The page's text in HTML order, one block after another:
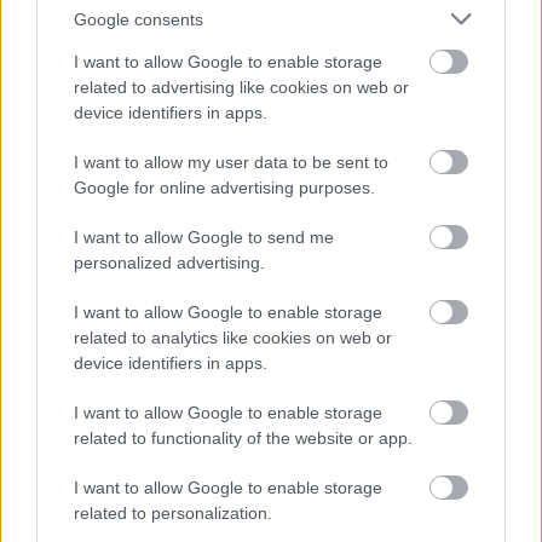
Google consents
I want to allow Google to enable storage
related to advertising like cookies on web or
device identifiers in apps.
I want to allow my user data to be sent to
Google for online advertising purposes.
I want to allow Google to send me
personalized advertising.
I want to allow Google to enable storage
related to analytics like cookies on web or
device identifiers in apps.
I want to allow Google to enable storage
related to functionality of the website or app.
I want to allow Google to enable storage
related to personalization.
Vivian Girls - I Heard You Say